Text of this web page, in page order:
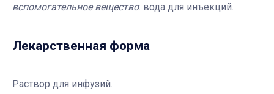
вспомогательное вещество: вода для инъекций.
Лекарственная форма
Раствор для инфузий.